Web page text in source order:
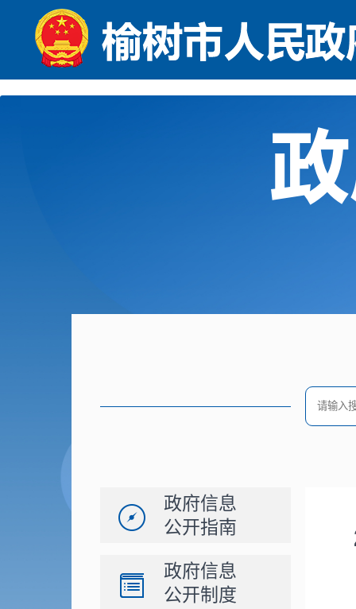
政府信息
公开指南
政府信息
公开制度